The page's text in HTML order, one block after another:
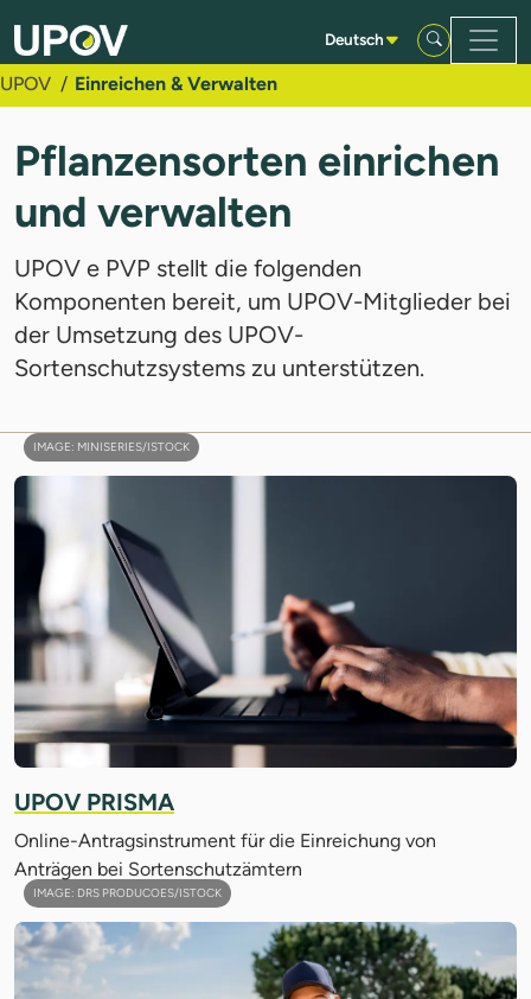
Zum Hauptinhalt springen
Deutsch
UPOV Einreichen & Verwalten
Pflanzensorten einrichen
und verwalten
UPOV e PVP stellt die folgenden
Komponenten bereit, um UPOV-Mitglieder bei
der Umsetzung des UPOV-
Sortenschutzsystems zu unterstützen.
IMAGE: MINISERIES/ISTOCK
UPOV PRISMA
Online-Antragsinstrument für die Einreichung von
Anträgen bei Sortenschutzämtern
IMAGE: DRS PRODUCOES/ISTOCK